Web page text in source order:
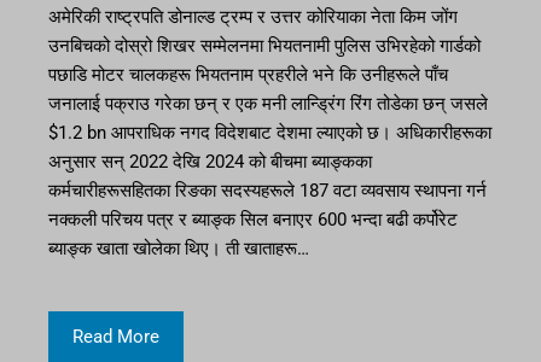
अमेरिकी राष्ट्रपति डोनाल्ड ट्रम्प र उत्तर कोरियाका नेता किम जोंग
उनबिचको दोस्रो शिखर सम्मेलनमा भियतनामी पुलिस उभिरहेको गार्डको
पछाडि मोटर चालकहरू भियतनाम प्रहरीले भने कि उनीहरूले पाँच
जनालाई पक्राउ गरेका छन् र एक मनी लान्ड्रिंग रिंग तोडेका छन् जसले
$1.2 bn आपराधिक नगद विदेशबाट देशमा ल्याएको छ। अधिकारीहरूका
अनुसार सन् 2022 देखि 2024 को बीचमा ब्याङ्कका
कर्मचारीहरूसहितका रिङका सदस्यहरूले 187 वटा व्यवसाय स्थापना गर्न
नक्कली परिचय पत्र र ब्याङ्क सिल बनाएर 600 भन्दा बढी कर्पोरेट
ब्याङ्क खाता खोलेका थिए। ती खाताहरू…
Read More